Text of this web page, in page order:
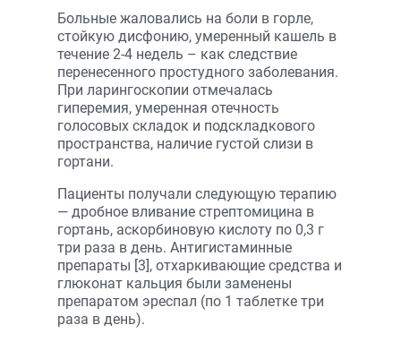
Больные жаловались на боли в горле,
стойкую дисфонию, умеренный кашель в
течение 2-4 недель – как следствие
перенесенного простудного заболевания.
При ларингоскопии отмечалась
гиперемия, умеренная отечность
голосовых складок и подскладкового
пространства, наличие густой слизи в
гортани.
Пациенты получали следующую терапию
— дробное вливание стрептомицина в
гортань, аскорбиновую кислоту по 0,3 г
три раза в день. Антигистаминные
препараты [3], отхаркивающие средства и
глюконат кальция были заменены
препаратом эреспал (по 1 таблетке три
раза в день).